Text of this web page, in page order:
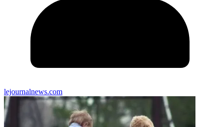
lejournalnews.com